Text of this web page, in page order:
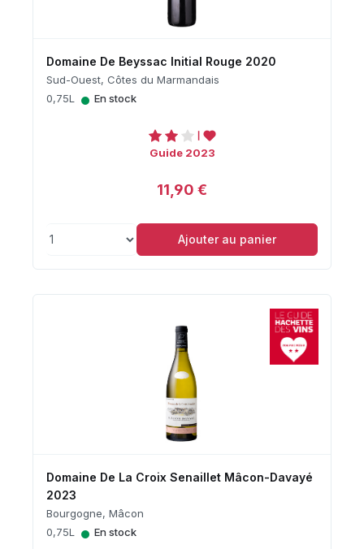
Domaine De Beyssac Initial Rouge 2020
Sud-Ouest, Côtes du Marmandais
0,75L
• En stock
Guide 2023
11,90 €
Ajouter au panier
Domaine De La Croix Senaillet Mâcon-Davayé
2023
Bourgogne, Mâcon
0,75L
• En stock